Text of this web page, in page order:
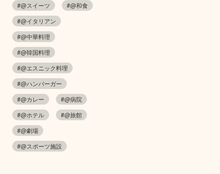
#@スイーツ
#@和食
#@イタリアン
#@中華料理
#@韓国料理
#@エスニック料理
#@ハンバーガー
#@カレー
#@病院
#@ホテル
#@旅館
#@劇場
#@スポーツ施設